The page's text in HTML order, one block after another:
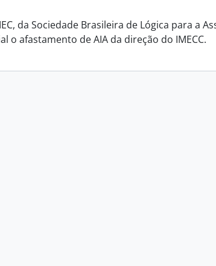
da Sociedade Brasileira de Lógica para a
o afastamento de AIA da direção do IMECC.